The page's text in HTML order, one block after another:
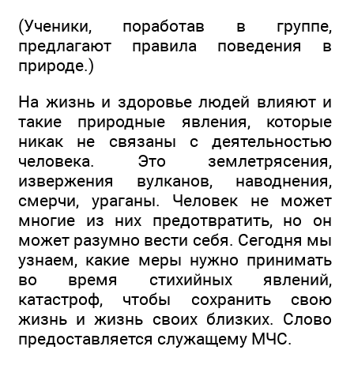
(Ученики, поработав в группе,
предлагают правила поведения в
природе.)
На жизнь и здоровье людей влияют и
такие природные явления, которые
никак не связаны с деятельностью
человека. Это землетрясения,
извержения вулканов, наводнения,
смерчи, ураганы. Человек не может
многие из них предотвратить, но он
может разумно вести себя. Сегодня мы
узнаем, какие меры нужно принимать
во время стихийных явлений,
катастроф, чтобы сохранить свою
жизнь и жизнь своих близких. Слово
предоставляется служащему МЧС.